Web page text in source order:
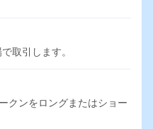
取引します。
クンをロングまたはショー